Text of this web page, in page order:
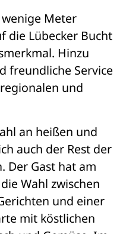
Meter
die Lübecker Bucht
Hinzu
freundliche Service
und
an heißen und
auch der Rest der
Der Gast hat am
Wahl zwischen
und einer
mit köstlichen